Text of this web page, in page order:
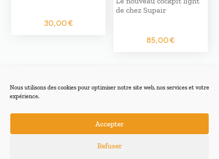
Nous utilisons des cookies pour optimiser notre site web, nos services et votre
expérience.
Accepter
Refuser
30,00€
de chez Supair
85,00€